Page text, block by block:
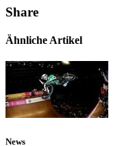
Share
Ähnliche Artikel
News